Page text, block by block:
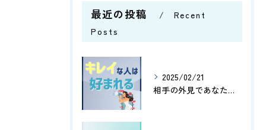
最近の投稿
Recent
Posts
2025/02/21
相手の外見であなたはどこの部分を気にする傾向にありますか😊？